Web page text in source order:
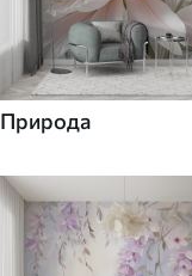
Природа